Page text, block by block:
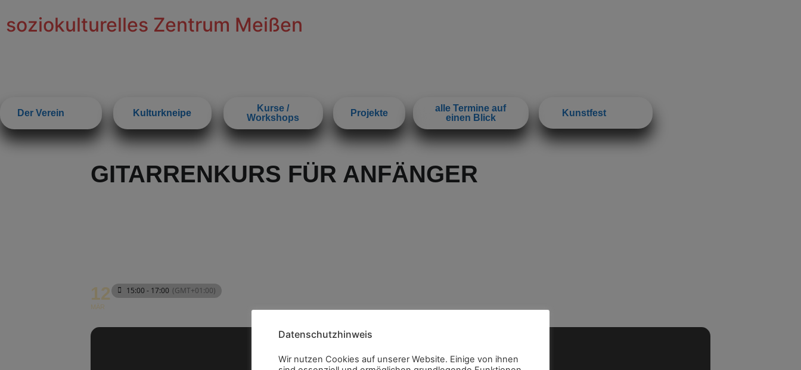
soziokulturelles Zentrum Meißen
Der Verein Kulturkneipe
Kurse /
Workshops
Projekte
alle Termine auf
einen Blick
Kunstfest
GITARRENKURS FÜR ANFÄNGER
12
MÄR
15:00 - 17:00 (GMT+01:00)
Datenschutzhinweis
Wir nutzen Cookies auf unserer Website. Einige von ihnen